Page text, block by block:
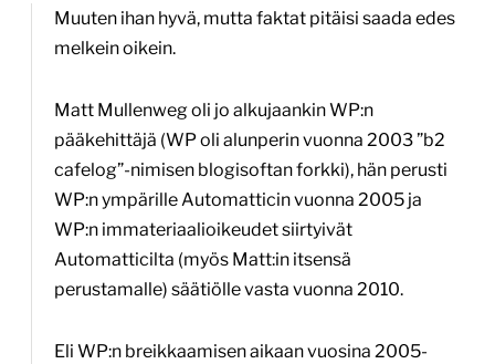
Muuten ihan hyvä, mutta faktat pitäisi saada edes
melkein oikein.
Matt Mullenweg oli jo alkujaankin WP:n
pääkehittäjä (WP oli alunperin vuonna 2003 ”b2
cafelog”-nimisen blogisoftan forkki), hän perusti
WP:n ympärille Automatticin vuonna 2005 ja
WP:n immateriaalioikeudet siirtyivät
Automatticilta (myös Matt:in itsensä
perustamalle) säätiölle vasta vuonna 2010.
Eli WP:n breikkaamisen aikaan vuosina 2005-